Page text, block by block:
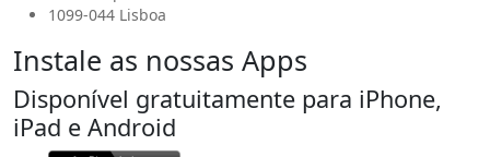
1099-044 Lisboa
Instale as nossas Apps
Disponível gratuitamente para iPhone,
iPad e Android